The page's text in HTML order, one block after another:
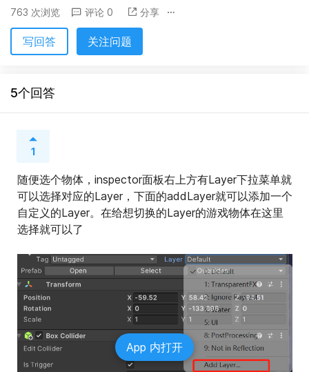
763 次浏览 评论 0 分享
写回答 关注问题
5个回答
1
随便选个物体，inspector面板右上方有Layer下拉菜单就
可以选择对应的Layer，下面的addLayer就可以添加一个
自定义的Layer。在给想切换的Layer的游戏物体在这里
选择就可以了
App 内打开